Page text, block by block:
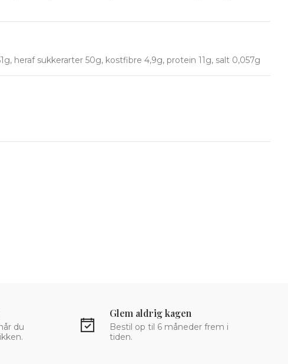
heraf sukkerarter 50g, kostfibre 4,9g, protein 11g, salt 0,057g
du
Glem aldrig kagen
Bestil op til 6 måneder frem i
tiden.